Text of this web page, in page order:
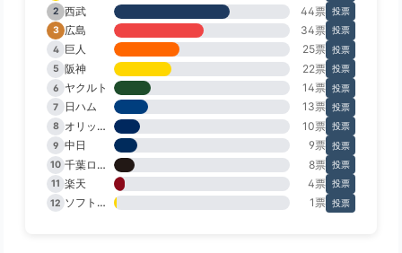
2 西武 44票 投票
3 広島 34票 投票
4 巨人 25票 投票
5 阪神 22票 投票
6
ヤクルト 14票 投票
7
日ハム 13票 投票
8
オリックス 10票 投票
9 中日 9票 投票
10
千葉ロッテ 8票 投票
11 楽天 4票 投票
12
ソフトバンク 1票 投票